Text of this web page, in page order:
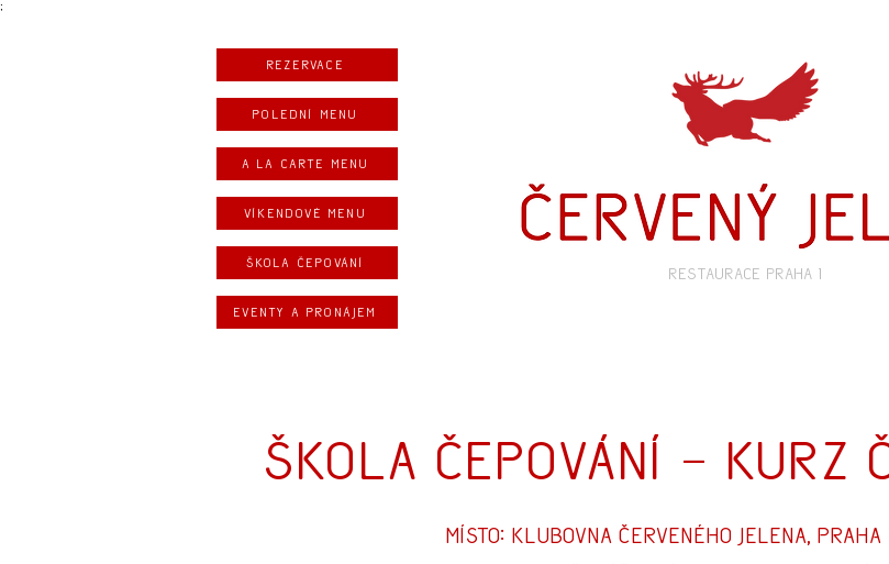
;
Rezervace
Polední menu
A la carte menu
Víkendové menu
Škola čepování
Eventy a pronájem
Restaurace Praha 1
Škola čepování - kurz
Místo: Klubovna Červeného Jelena, Praha